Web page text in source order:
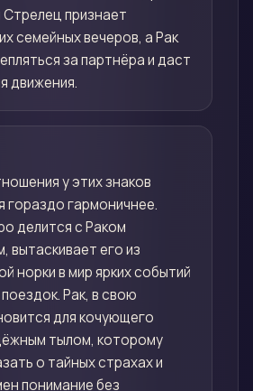
Стрелец признает
семейных вечеров, а Рак
за партнёра и даст
движения.
у этих знаков
гораздо гармоничнее.
делится с Раком
вытаскивает его из
норки в мир ярких событий
Рак, в свою
для кочующего
тылом, которому
о тайных страхах и
понимание без